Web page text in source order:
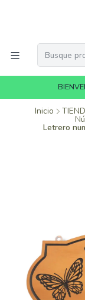
Inicio
Letrero